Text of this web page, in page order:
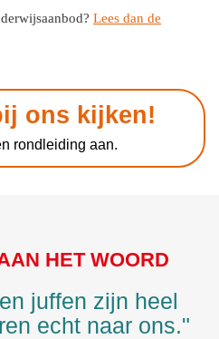
Lees dan de
ons kijken!
rondleiding aan.
HET WOORD
juffen zijn heel
echt naar ons."